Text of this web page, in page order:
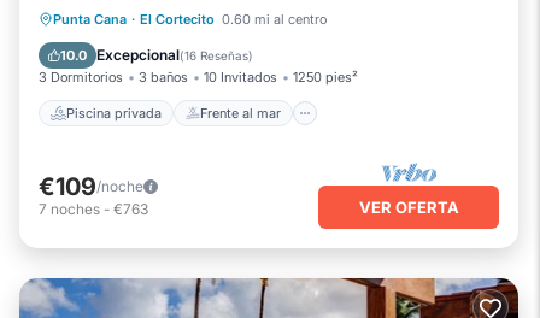
Punta Cana · El Cortecito 0.60 mi al centro
10.0 Excepcional(16 Reseñas)
3 Dormitorios 3 baños 10 Invitados 1250 pies²
Piscina privada Frente al mar
Piscina privada
Frente al mar
Chimenea/Calefacción
€109/noche
7 noches - €763 VER OFERTA